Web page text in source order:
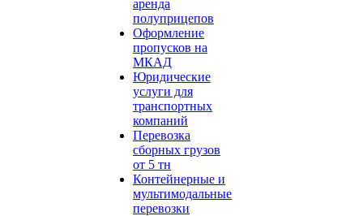
аренда
полуприцепов
Оформление
пропусков на
МКАД
Юридические
услуги для
транспортных
компаний
Перевозка
сборных грузов
от 5 тн
Контейнерные и
мультимодальные
перевозки